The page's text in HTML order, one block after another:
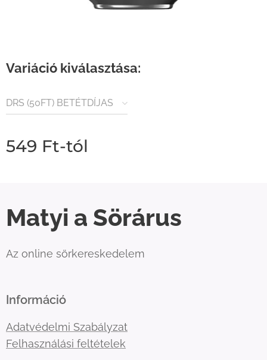
Variáció kiválasztása:
DRS (50FT) BETÉTDÍJAS
549 Ft-tól
Matyi a Sörárus
Az online sörkereskedelem
Információ
Adatvédelmi Szabályzat
Felhasználási feltételek